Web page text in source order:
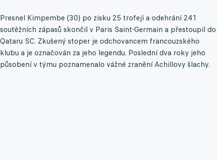
Presnel Kimpembe (30) po zisku 25 trofejí a odehrání 241
soutěžních zápasů skončil v Paris Saint-Germain a přestoupil do
Qataru SC. Zkušený stoper je odchovancem francouzského
klubu a je označován za jeho legendu. Poslední dva roky jeho
působení v týmu poznamenalo vážné zranění Achillovy šlachy.